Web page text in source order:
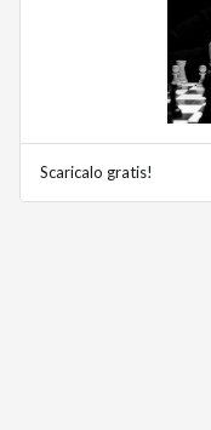
Scaricalo gratis!